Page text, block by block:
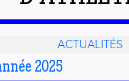
ACTUALITÉS
2025